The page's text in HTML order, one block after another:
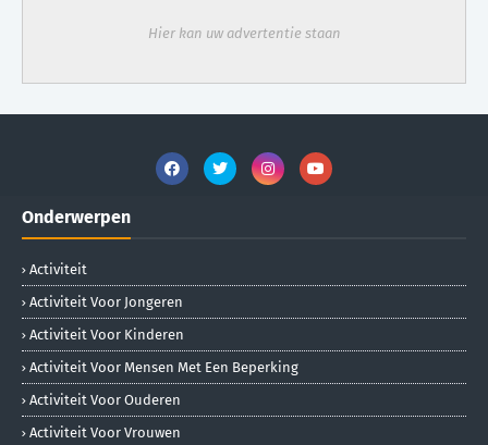
Hier kan uw advertentie staan
Onderwerpen
Activiteit
Activiteit Voor Jongeren
Activiteit Voor Kinderen
Activiteit Voor Mensen Met Een Beperking
Activiteit Voor Ouderen
Activiteit Voor Vrouwen